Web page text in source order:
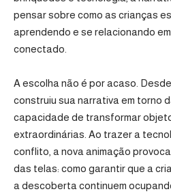
pensar sobre como as crianças
aprendendo e se relacionando
conectado.
A escolha não é por acaso.
construiu sua narrativa em torno
capacidade de transformar
extraordinárias. Ao trazer a
conflito, a nova animação
das telas: como garantir que a
a descoberta continuem